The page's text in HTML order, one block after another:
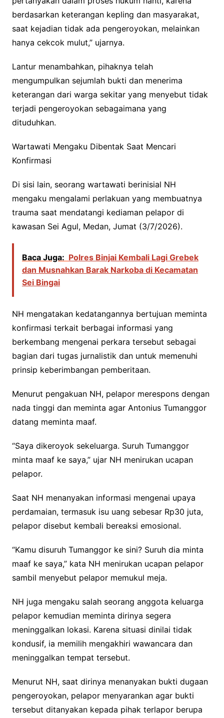
berdasarkan keterangan kepling dan masyarakat,
saat kejadian tidak ada pengeroyokan, melainkan
hanya cekcok mulut,” ujarnya.
Lantur menambahkan, pihaknya telah
mengumpulkan sejumlah bukti dan menerima
keterangan dari warga sekitar yang menyebut tidak
terjadi pengeroyokan sebagaimana yang
dituduhkan.
Wartawati Mengaku Dibentak Saat Mencari
Konfirmasi
Di sisi lain, seorang wartawati berinisial NH
mengaku mengalami perlakuan yang membuatnya
trauma saat mendatangi kediaman pelapor di
kawasan Sei Agul, Medan, Jumat (3/7/2026).
Baca Juga: Polres Binjai Kembali Lagi Grebek
dan Musnahkan Barak Narkoba di Kecamatan
Sei Bingai
NH mengatakan kedatangannya bertujuan meminta
konfirmasi terkait berbagai informasi yang
berkembang mengenai perkara tersebut sebagai
bagian dari tugas jurnalistik dan untuk memenuhi
prinsip keberimbangan pemberitaan.
Menurut pengakuan NH, pelapor merespons dengan
nada tinggi dan meminta agar Antonius Tumanggor
datang meminta maaf.
“Saya dikeroyok sekeluarga. Suruh Tumanggor
minta maaf ke saya,” ujar NH menirukan ucapan
pelapor.
Saat NH menanyakan informasi mengenai upaya
perdamaian, termasuk isu uang sebesar Rp30 juta,
pelapor disebut kembali bereaksi emosional.
“Kamu disuruh Tumanggor ke sini? Suruh dia minta
maaf ke saya,” kata NH menirukan ucapan pelapor
sambil menyebut pelapor memukul meja.
NH juga mengaku salah seorang anggota keluarga
pelapor kemudian meminta dirinya segera
meninggalkan lokasi. Karena situasi dinilai tidak
kondusif, ia memilih mengakhiri wawancara dan
meninggalkan tempat tersebut.
Menurut NH, saat dirinya menanyakan bukti dugaan
pengeroyokan, pelapor menyarankan agar bukti
tersebut ditanyakan kepada pihak terlapor berupa